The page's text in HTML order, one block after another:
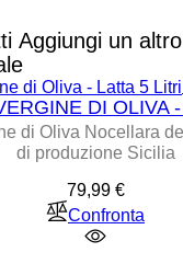
Aggiungi un
DI OLIVA
di Oliva Nocellara
di produzione Sicilia
79,99 €Prezzo
Confronta